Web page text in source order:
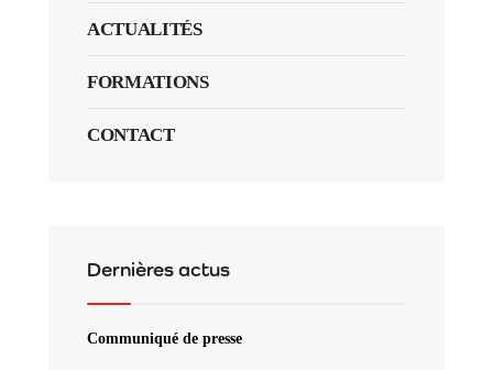
ACTUALITÉS
FORMATIONS
CONTACT
Dernières actus
Communiqué de presse